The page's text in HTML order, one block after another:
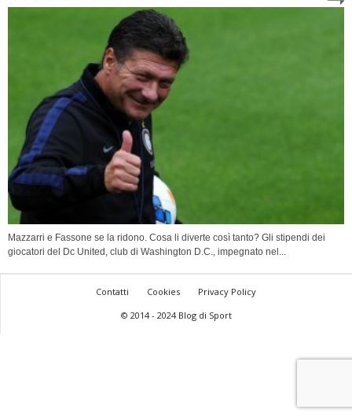
Mazzarri e Fassone se la ridono. Cosa li diverte così tanto? Gli stipendi dei
giocatori del Dc United, club di Washington D.C., impegnato nel...
Contatti Cookies
Privacy Policy
© 2014 - 2024 Blog di Sport